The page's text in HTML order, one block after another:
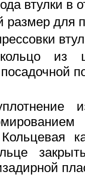
втулки в
для
кольцо из